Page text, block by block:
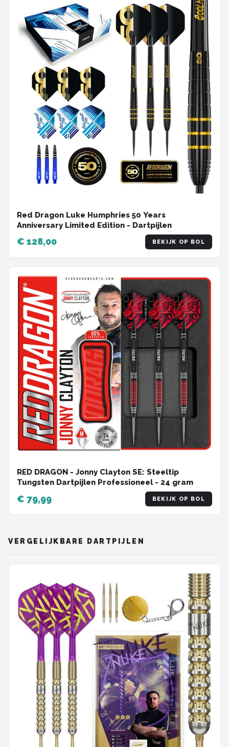
Red Dragon Luke Humphries 50 Years
Anniversary Limited Edition - Dartpijlen
€ 128,00 BEKIJK OP BOL
RED DRAGON - Jonny Clayton SE: Steeltip
Tungsten Dartpijlen Professioneel - 24 gram
€ 79,99 BEKIJK OP BOL
VERGELIJKBARE DARTPIJLEN